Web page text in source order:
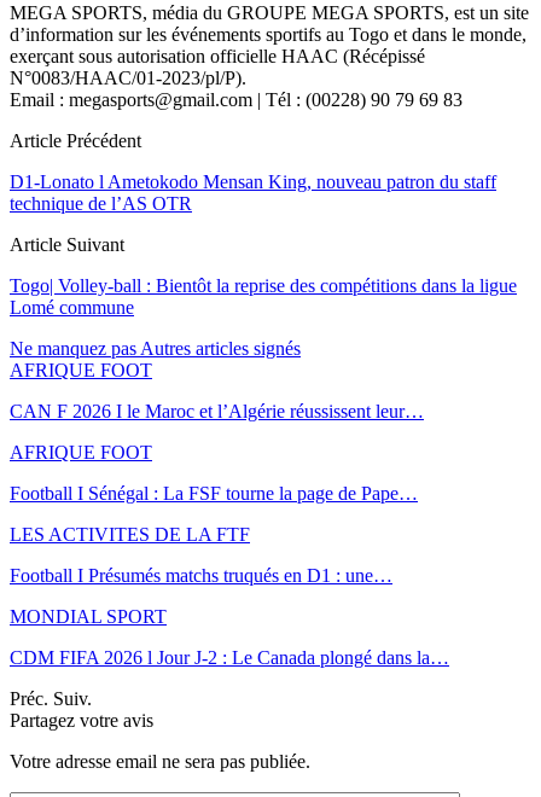
MEGA SPORTS, média du GROUPE MEGA SPORTS, est un site
d’information sur les événements sportifs au Togo et dans le monde,
exerçant sous autorisation officielle HAAC (Récépissé
N°0083/HAAC/01-2023/pl/P).
Email : megasports@gmail.com | Tél : (00228) 90 79 69 83
Article Précédent
D1-Lonato l Ametokodo Mensan King, nouveau patron du staff
technique de l’AS OTR
Article Suivant
Togo| Volley-ball : Bientôt la reprise des compétitions dans la ligue
Lomé commune
Ne manquez pas Autres articles signés
AFRIQUE FOOT
CAN F 2026 I le Maroc et l’Algérie réussissent leur…
AFRIQUE FOOT
Football I Sénégal : La FSF tourne la page de Pape…
LES ACTIVITES DE LA FTF
Football I Présumés matchs truqués en D1 : une…
MONDIAL SPORT
CDM FIFA 2026 l Jour J-2 : Le Canada plongé dans la…
Préc. Suiv.
Partagez votre avis
Votre adresse email ne sera pas publiée.